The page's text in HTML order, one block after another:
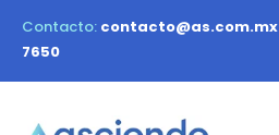
Contacto: contacto@as.com.mx
7650